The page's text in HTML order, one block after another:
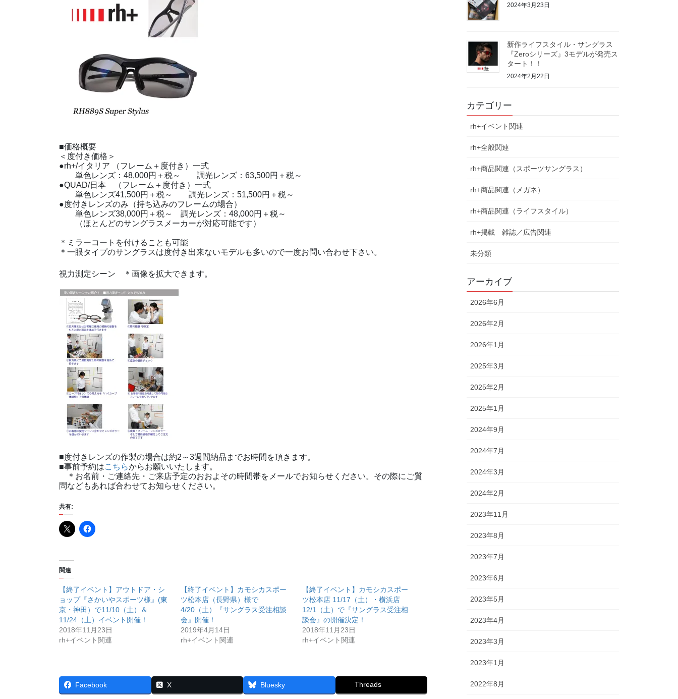
■価格概要
＜度付き価格＞
●rh+/イタリア （フレーム＋度付き）一式
単色レンズ：48,000円＋税～ 調光レンズ：63,500円＋税～
●QUAD/日本 （フレーム＋度付き）一式
単色レンズ41,500円＋税～ 調光レンズ：51,500円＋税～
●度付きレンズのみ（持ち込みのフレームの場合）
単色レンズ38,000円＋税～ 調光レンズ：48,000円＋税～
（ほとんどのサングラスメーカーが対応可能です）
＊ミラーコートを付けることも可能
＊一眼タイプのサングラスは度付き出来ないモデルも多いので一度お問い合わせ下さい。
視力測定シーン ＊画像を拡大できます。
■度付きレンズの作製の場合は約2～3週間納品までお時間を頂きます。
■事前予約はこちらからお願いいたします。
＊お名前・ご連絡先・ご来店予定のおおよその時間帯をメールでお知らせください。その際にご質
問などもあれば合わせてお知らせください。
共有:
関連
【終了イベント】アウトドア・シ
ョップ『さかいやスポーツ様』(東
京・神田）で11/10（土）＆
11/24（土）イベント開催！
2018年11月23日
rh+イベント関連
【終了イベント】カモシカスポー
ツ松本店（長野県）様で
4/20（土）『サングラス受注相談
会』開催！
2019年4月14日
rh+イベント関連
【終了イベント】カモシカスポー
ツ松本店 11/17（土）・横浜店
12/1（土）で『サングラス受注相
談会』の開催決定！
2018年11月23日
rh+イベント関連
Facebook X Bluesky Threads
2024年3月23日
新作ライフスタイル・サングラス
『Zeroシリーズ』3モデルが発売ス
タート！！
2024年2月22日
カテゴリー
rh+イベント関連
rh+全般関連
rh+商品関連（スポーツサングラス）
rh+商品関連（メガネ）
rh+商品関連（ライフスタイル）
rh+掲載 雑誌／広告関連
未分類
アーカイブ
2026年6月
2026年2月
2026年1月
2025年3月
2025年2月
2025年1月
2024年9月
2024年7月
2024年3月
2024年2月
2023年11月
2023年8月
2023年7月
2023年6月
2023年5月
2023年4月
2023年3月
2023年1月
2022年8月